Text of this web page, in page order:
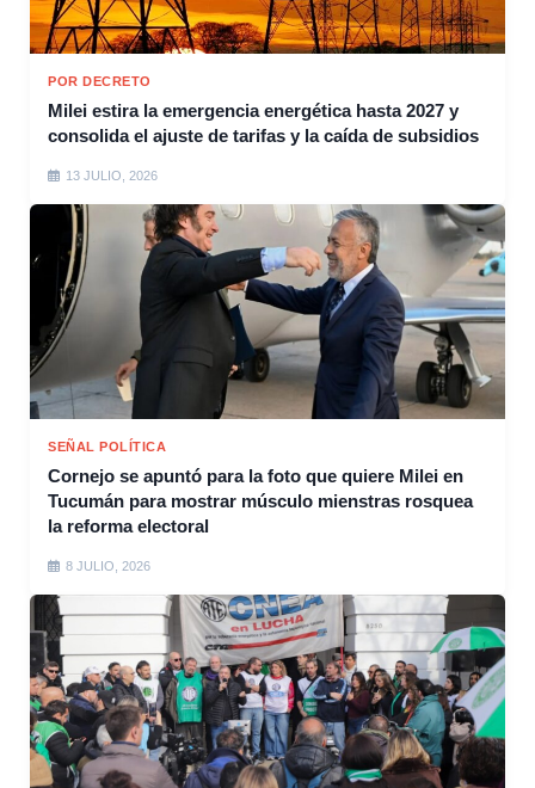
POR DECRETO
Milei estira la emergencia energética hasta 2027 y
consolida el ajuste de tarifas y la caída de subsidios
13 JULIO, 2026
SEÑAL POLÍTICA
Cornejo se apuntó para la foto que quiere Milei en
Tucumán para mostrar músculo mienstras rosquea
la reforma electoral
8 JULIO, 2026